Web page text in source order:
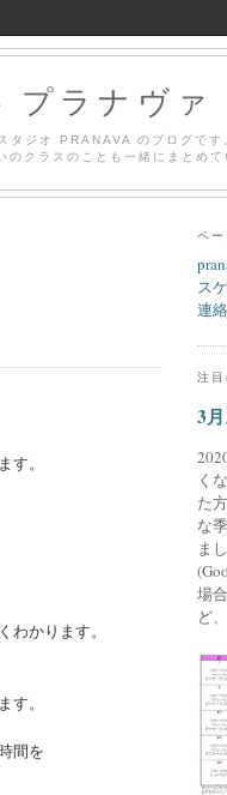
プラナヴァ
タジオ PRANAVA のブログです
のクラスのことも一緒にまとめて
。
かります。
。
間を
ペー
ス
連
注目
3
く
た
な
ま
場
ど